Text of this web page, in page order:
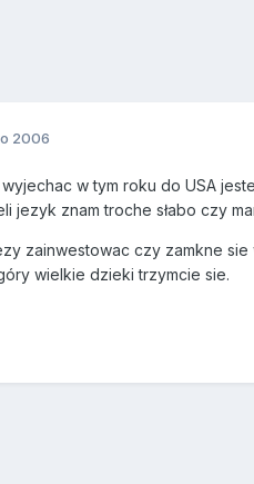
2006
wyjechac w tym roku do USA
jezyk znam troche słabo czy
zainwestowac czy zamkne
wielkie dzieki trzymcie sie.